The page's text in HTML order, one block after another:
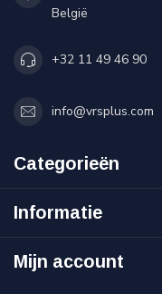
België
+32 11 49 46 90
info@vrsplus.com
Categorieën
Informatie
Mijn account